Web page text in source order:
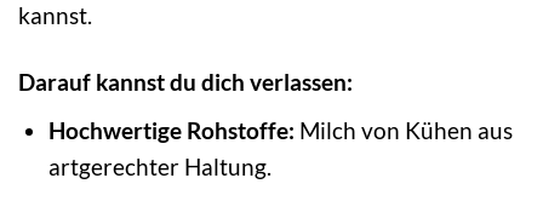
kannst.
Darauf kannst du dich verlassen:
Hochwertige Rohstoffe: Milch von Kühen aus
artgerechter Haltung.